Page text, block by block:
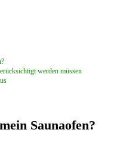
werden müssen
Saunaofen?